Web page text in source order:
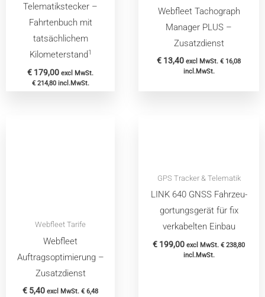
Telematikstecker –
Fahrtenbuch mit
tatsächlichem
Kilometerstand1
€ 179,00 excl MwSt.
€214,80incl.MwSt.
Webfleet Tachograph
Manager PLUS –
Zusatzdienst
€ 13,40 excl MwSt. € 16,08
incl.MwSt.
Webfleet Tarife
Webfleet
Auftragsoptimierung –
Zusatzdienst
€ 5,40 excl MwSt. € 6,48
GPS Tracker & Telematik
LINK 640 GNSS Fahrzeu­
g­or­tungs­gerät für fix
verkabelten Einbau
€ 199,00 excl MwSt. € 238,80
incl.MwSt.